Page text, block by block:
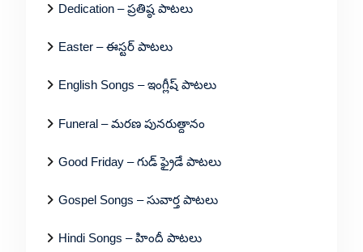
Dedication – ప్రతిష్ఠ పాటలు
Easter – ఈస్టర్ పాటలు
English Songs – ఇంగ్లీష్ పాటలు
Funeral – మరణ పునరుత్దానం
Good Friday – గుడ్ ఫ్రైడే పాటలు
Gospel Songs – సువార్త పాటలు
Hindi Songs – హిందీ పాటలు